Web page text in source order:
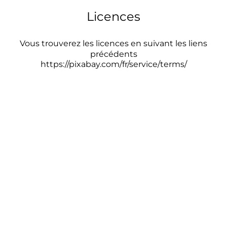
Licences
Vous trouverez les licences en suivant les liens
précédents
https://pixabay.com/fr/service/terms/